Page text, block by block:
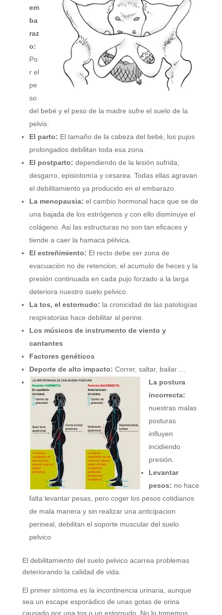
em
ba
raz
o:
Po
r el
pe
so
del bebé y el peso de la madre sufre el suelo de la
pelvis.
El parto: El tamaño de la cabeza del bebé, los pujos
prolongados debilitan toda esa zona.
El postparto: dependiendo de la lesión sufrida;
desgarro, episiotomía y cesarea. Todas ellas agravan
el debilitamiento ya producido en el embarazo.
La menopausia: el cambio hormonal hace que se de
una bajada de los estrógenos y con ello disminuye el
colágeno. Asi las estructuras no son tan eficaces y
tiende a caer la hamaca pélvica.
El estreñimiento: El recto debe ser zona de
evacuación no de retencion, el acumulo de heces y la
presión continuada en cada pujo forzado a la larga
deteriora nuestro suelo pelvico.
La tos, el estornudo: la cronicidad de las patologías
respiratorias hace debilitar al perine.
Los músicos de instrumento de viento y
cantantes
Factores genéticos
Deporte de alto impacto: Correr, saltar, bailar….
La postura
incorrecta:
nuestras malas
posturas
influyen
incidiendo
presión.
Levantar
pesos: no hace
falta levantar pesas, pero coger los pesos cotidianos
de mala manera y sin realizar una anticipacion
perineal, debilitan el soporte muscular del suelo
pelvico
El debilitamiento del suelo pelvico acarrea problemas
deteriorando la calidad de vida.
El primer síntoma es la incontinencia urinaria, aunque
sea un escape esporádico de unas gotas de orina
causado por una tos o un estornudo. No lo tomemos